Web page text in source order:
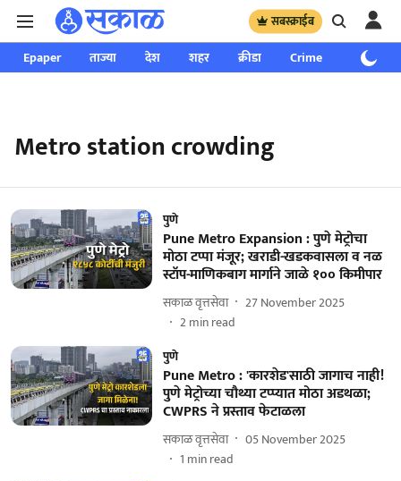
सबस्क्राईब
Epaper ताज्या देश शहर क्रीडा Crime साप्ताहिक
Metro station crowding
पुणे
Pune Metro Expansion : पुणे मेट्रोचा
मोठा टप्पा मंजूर; खराडी-खडकवासला व नळ
स्टॉप-माणिकबाग मार्गाने जाळे १०० किमीपार
सकाळ वृत्तसेवा
27 November 2025
2min read
पुणे
Pune Metro : 'कारशेड'साठी जागाच नाही!
पुणे मेट्रोच्या चौथ्या टप्प्यात मोठा अडथळा;
CWPRS ने प्रस्ताव फेटाळला
सकाळ वृत्तसेवा
05 November 2025
1 min read